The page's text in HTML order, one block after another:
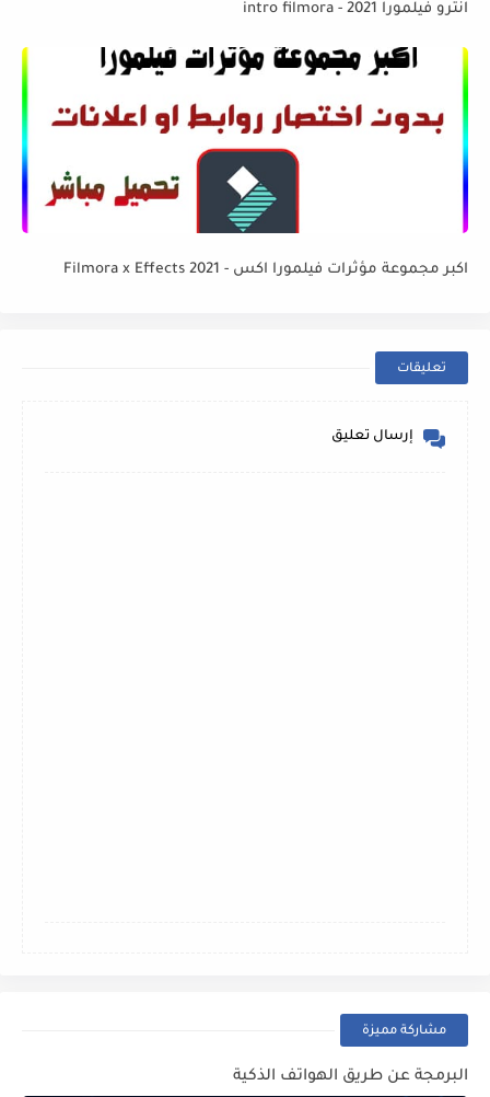
انترو فيلمورا 2021 - intro filmora
اكبر مجموعة مؤثرات فيلمورا اكس - Filmora x Effects 2021
تعليقات
إرسال تعليق
مشاركة مميزة
البرمجة عن طريق الهواتف الذكية